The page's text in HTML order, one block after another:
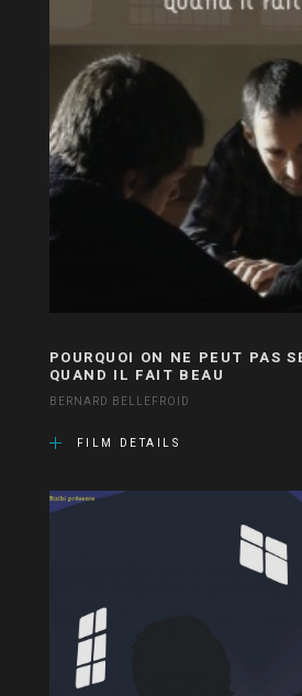
POURQUOI ON NE PEUT PAS
QUAND IL FAIT BEAU
BERNARD BELLEFROID
FILM DETAILS